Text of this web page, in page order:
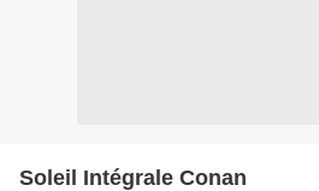
Soleil Intégrale Conan